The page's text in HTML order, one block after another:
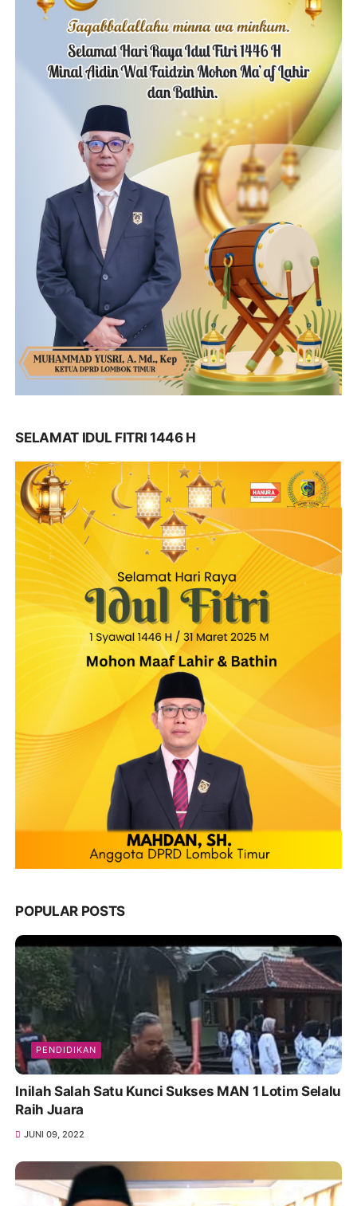
SELAMAT IDUL FITRI 1446 H
POPULAR POSTS
PENDIDIKAN
Inilah Salah Satu Kunci Sukses MAN 1 Lotim Selalu
Raih Juara
JUNI 09, 2022